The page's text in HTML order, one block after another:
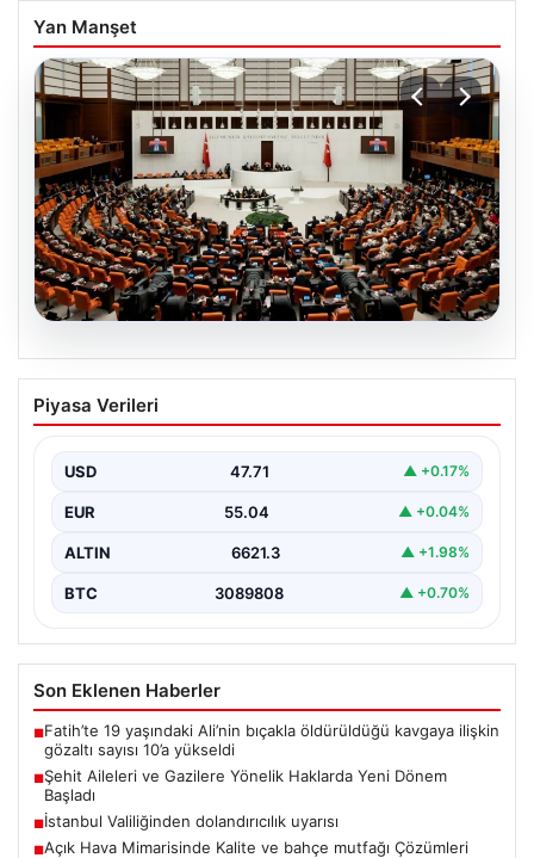
Yan Manşet
Şehit Aileleri ve Gazilere Yönelik
Haklarda Yeni Dönem Başladı
Komisyonu’nda önemli bir düzenleme kabul edildi. Bu…
Piyasa Verileri
USD 47.71 ▲ +0.17%
EUR 55.04 ▲ +0.04%
ALTIN 6621.3 ▲ +1.98%
BTC 3089808 ▲ +0.70%
Son Eklenen Haberler
■Fatih’te 19 yaşındaki Ali’nin bıçakla öldürüldüğü kavgaya ilişkin
gözaltı sayısı 10’a yükseldi
■Şehit Aileleri ve Gazilere Yönelik Haklarda Yeni Dönem
Başladı
■İstanbul Valiliğinden dolandırıcılık uyarısı
■Açık Hava Mimarisinde Kalite ve bahçe mutfağı Çözümleri